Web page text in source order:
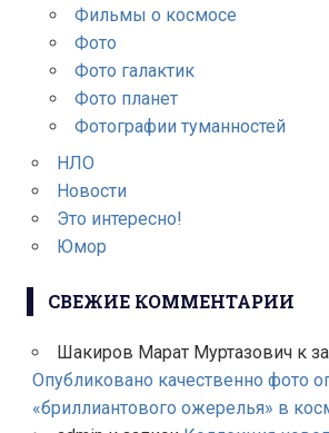
Фильмы о космосе
Фото
Фото галактик
Фото планет
Фотографии туманностей
НЛО
Новости
Это интересно!
Юмор
СВЕЖИЕ КОММЕНТАРИИ
Шакиров Марат Муртазовичк
Опубликовано качественно фото
«бриллиантового ожерелья» в